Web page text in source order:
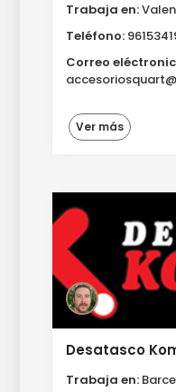
Trabaja en:
Teléfono:
Correo
Ver más
Desatasco
Trabaja en: